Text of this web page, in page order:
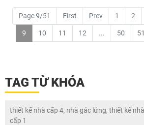
Page 9/51 First Prev 1 2
9 10 11 12 ... 50 51
TAG TỪ KHÓA
thiết kế nhà cấp 4, nhà gác lửng, thiết kế
cấp 1